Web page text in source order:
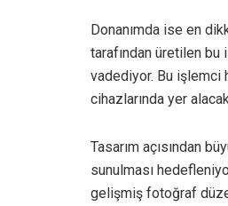
Donanımda ise en
tarafından üretilen
vadediyor. Bu
cihazlarında yer
Tasarım açısından
sunulması
gelişmiş fotoğraf